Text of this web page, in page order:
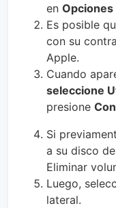
en Opciones
Es posible
con su
Apple.
Cuando
seleccione
presione
Si
a su disco
Eliminar
Luego,
lateral.